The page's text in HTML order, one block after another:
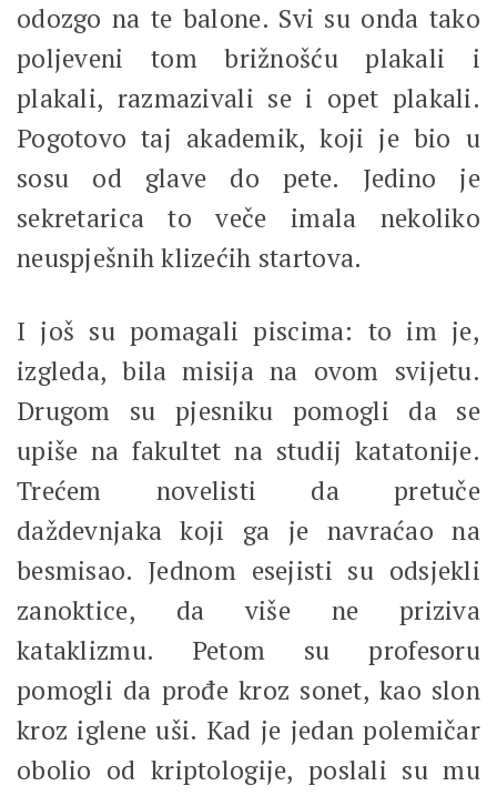
odozgo na te balone. Svi su onda tako
poljeveni tom brižnošću plakali i
plakali, razmazivali se i opet plakali.
Pogotovo taj akademik, koji je bio u
sosu od glave do pete. Jedino je
sekretarica to veče imala nekoliko
neuspješnih klizećih startova.
I još su pomagali piscima: to im je,
izgleda, bila misija na ovom svijetu.
Drugom su pjesniku pomogli da se
upiše na fakultet na studij katatonije.
Trećem novelisti da pretuče
daždevnjaka koji ga je navraćao na
besmisao. Jednom esejisti su odsjekli
zanoktice, da više ne priziva
kataklizmu. Petom su profesoru
pomogli da prođe kroz sonet, kao slon
kroz iglene uši. Kad je jedan polemičar
obolio od kriptologije, poslali su mu